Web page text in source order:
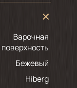
Варочная
поверхность
бежевый
Hiberg